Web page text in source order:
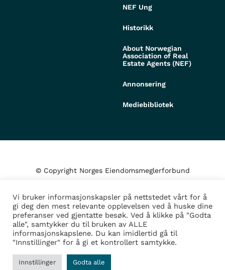
NEF Ung
Historikk
About Norwegian
Association of Real
Estate Agents (NEF)
Annonsering
Mediebibliotek
© Copyright Norges Eiendomsmeglerforbund
Personvern og cookies
Administrer samtykke
Design/Utvikling avFortress
Vi bruker informasjonskapsler på nettstedet vårt for å
gi deg den mest relevante opplevelsen ved å huske dine
preferanser ved gjentatte besøk. Ved å klikke på "Godta
alle", samtykker du til bruken av ALLE
informasjonskapslene. Du kan imidlertid gå til
"Innstillinger" for å gi et kontrollert samtykke.
Innstillinger Godta alle